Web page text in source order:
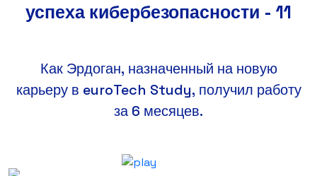
успеха кибербезопасности - 11
Как Эрдоган, назначенный на новую
карьеру в euroTech Study, получил работу
за 6 месяцев.